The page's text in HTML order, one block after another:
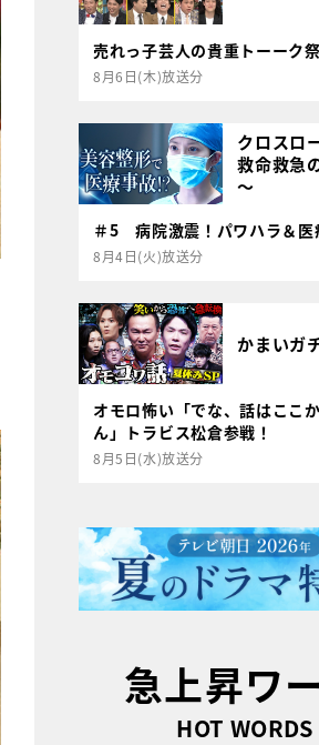
売れっ子芸人の貴重トーーク
8月6日(木)放送分
クロスロ
救命救急
～
＃5 病院激震！パワハラ＆医
8月4日(火)放送分
かまいガ
オモロ怖い「でな、話はここ
ん」トラビス松倉参戦！
8月5日(水)放送分
急上昇ワ
HOT WORDS